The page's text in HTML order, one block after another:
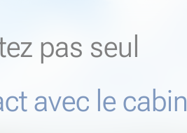
pas seul
avec le